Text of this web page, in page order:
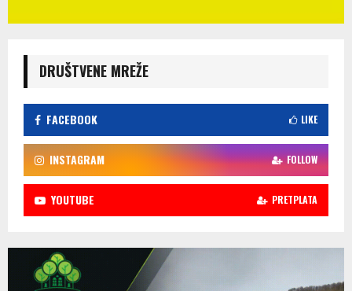
DRUŠTVENE MREŽE
FACEBOOK LIKE
INSTAGRAM FOLLOW
YOUTUBE PRETPLATA